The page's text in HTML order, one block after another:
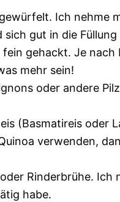
Ich nehme
gut in die
gehackt. Je
mehr sein!
oder andere
(Basmatireis oder
verwenden,
Rinderbrühe.
habe.